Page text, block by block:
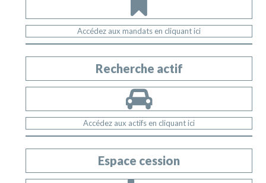
Accédez aux mandats en cliquant ici
Recherche actif
Accédez aux actifs en cliquant ici
Espace cession